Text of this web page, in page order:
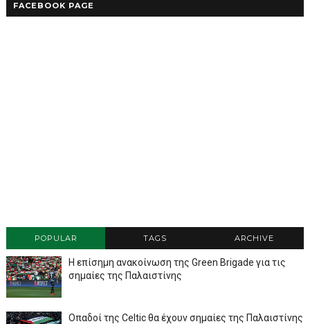
FACEBOOK PAGE
POPULAR TAGS ARCHIVE
Η επίσημη ανακοίνωση της Green Brigade για τις
σημαίες της Παλαιστίνης
Οπαδοί της Celtic θα έχουν σημαίες της Παλαιστίνης